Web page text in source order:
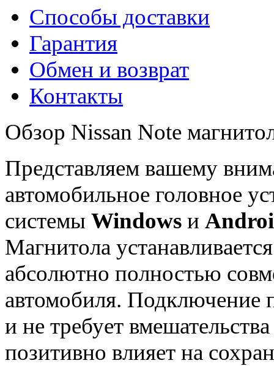
Способы доставки
Гарантия
Обмен и возврат
Контакты
Обзор Nissan Note
Представляем вашему
автомобильное головное
системы Windows и
Магнитола
абсолютно полностью
автомобиля.
и не требует
позитивно влияет на